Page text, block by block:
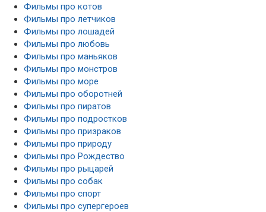
Фильмы про котов
Фильмы про летчиков
Фильмы про лошадей
Фильмы про любовь
Фильмы про маньяков
Фильмы про монстров
Фильмы про море
Фильмы про оборотней
Фильмы про пиратов
Фильмы про подростков
Фильмы про призраков
Фильмы про природу
Фильмы про Рождество
Фильмы про рыцарей
Фильмы про собак
Фильмы про спорт
Фильмы про супергероев